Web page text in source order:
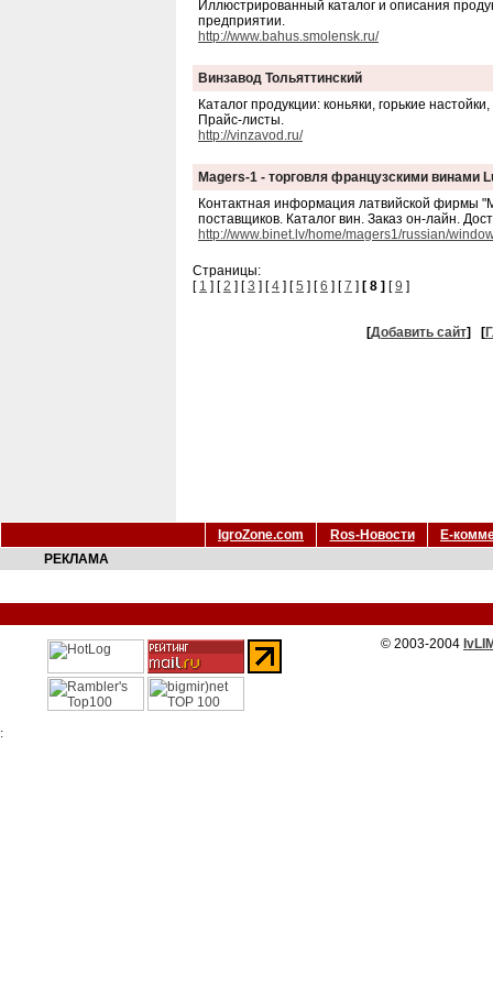
Иллюстрированный каталог и описания
предприятии.
http://www.bahus.smolensk.ru/
Винзавод Тольяттинский
Каталог продукции: коньяки, горькие
Прайс-листы.
http://vinzavod.ru/
Мagers-1 - торговля французскими винами
Контактная информация латвийской фирмы
поставщиков. Каталог вин. Заказ он-лайн.
http://www.binet.lv/home/magers1/russian/
Страницы:
[ 1 ] [2 ] [3 ] [4 ] [5 ] [6 ] [7 ] [ 8 ] [9 ]
[Добавить сайт] [
IgroZone.com Ros-Новости
Е-
РЕКЛАМА
© 2003-2004
: